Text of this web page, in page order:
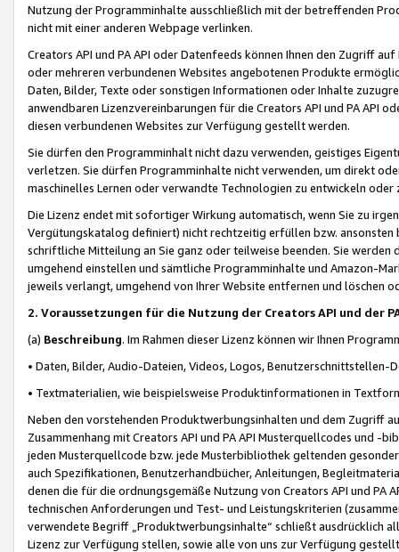
Nutzung der Programminhalte ausschließlich mit der betreffenden
nicht mit einer anderen Webpage verlinken.
Creators API und PA API oder Datenfeeds können Ihnen den Zugriff
oder mehreren verbundenen Websites angebotenen Produkte
Daten, Bilder, Texte oder sonstigen Informationen oder Inhalte
anwendbaren Lizenzvereinbarungen für die Creators API und PA API
diesen verbundenen Websites zur Verfügung gestellt werden.
Sie dürfen den Programminhalt nicht dazu verwenden, geistiges
verletzen. Sie dürfen Programminhalte nicht verwenden, um direkt
maschinelles Lernen oder verwandte Technologien zu entwickeln
Die Lizenz endet mit sofortiger Wirkung automatisch, wenn Sie zu
Vergütungskatalog definiert) nicht rechtzeitig erfüllen bzw. ansonsten
schriftliche Mitteilung an Sie ganz oder teilweise beenden. Sie werden
umgehend einstellen und sämtliche Programminhalte und Amazon-
jeweils verlangt, umgehend von Ihrer Website entfernen und löschen
2. Voraussetzungen für die Nutzung der Creators API und der
(a) Beschreibung. Im Rahmen dieser Lizenz können wir Ihnen
• Daten, Bilder, Audio-Dateien, Videos, Logos, Benutzerschnittstellen-
• Textmaterialien, wie beispielsweise Produktinformationen in
Neben den vorstehenden Produktwerbungsinhalten und dem Zugriff
Zusammenhang mit Creators API und PA API Musterquellcodes und
jeden Musterquellcode bzw. jede Musterbibliothek geltenden
auch Spezifikationen, Benutzerhandbücher, Anleitungen,
denen die für die ordnungsgemäße Nutzung von Creators API und PA
technischen Anforderungen und Test- und Leistungskriterien
verwendete Begriff „Produktwerbungsinhalte“ schließt ausdrücklich
Lizenz zur Verfügung stellen, sowie alle von uns zur Verfügung